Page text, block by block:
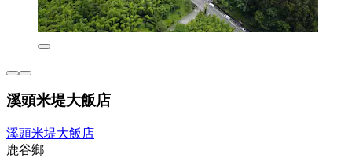
溪頭米堤大飯店
溪頭米堤大飯店
鹿谷鄉